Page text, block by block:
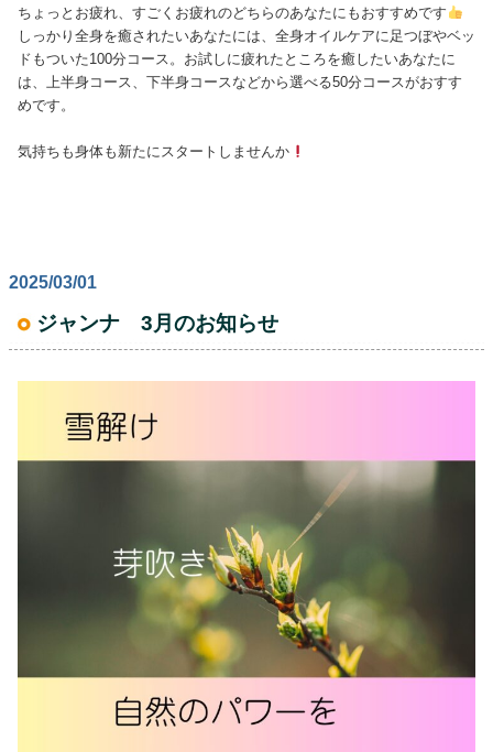
ちょっとお疲れ、すごくお疲れのどちらのあなたにもおすすめです
しっかり全身を癒されたいあなたには、全身オイルケアに足つぼやベッ
ドもついた100分コース。お試しに疲れたところを癒したいあなたに
は、上半身コース、下半身コースなどから選べる50分コースがおすす
めです。
気持ちも身体も新たにスタートしませんか
2025/03/01
ジャンナ 3月のお知らせ